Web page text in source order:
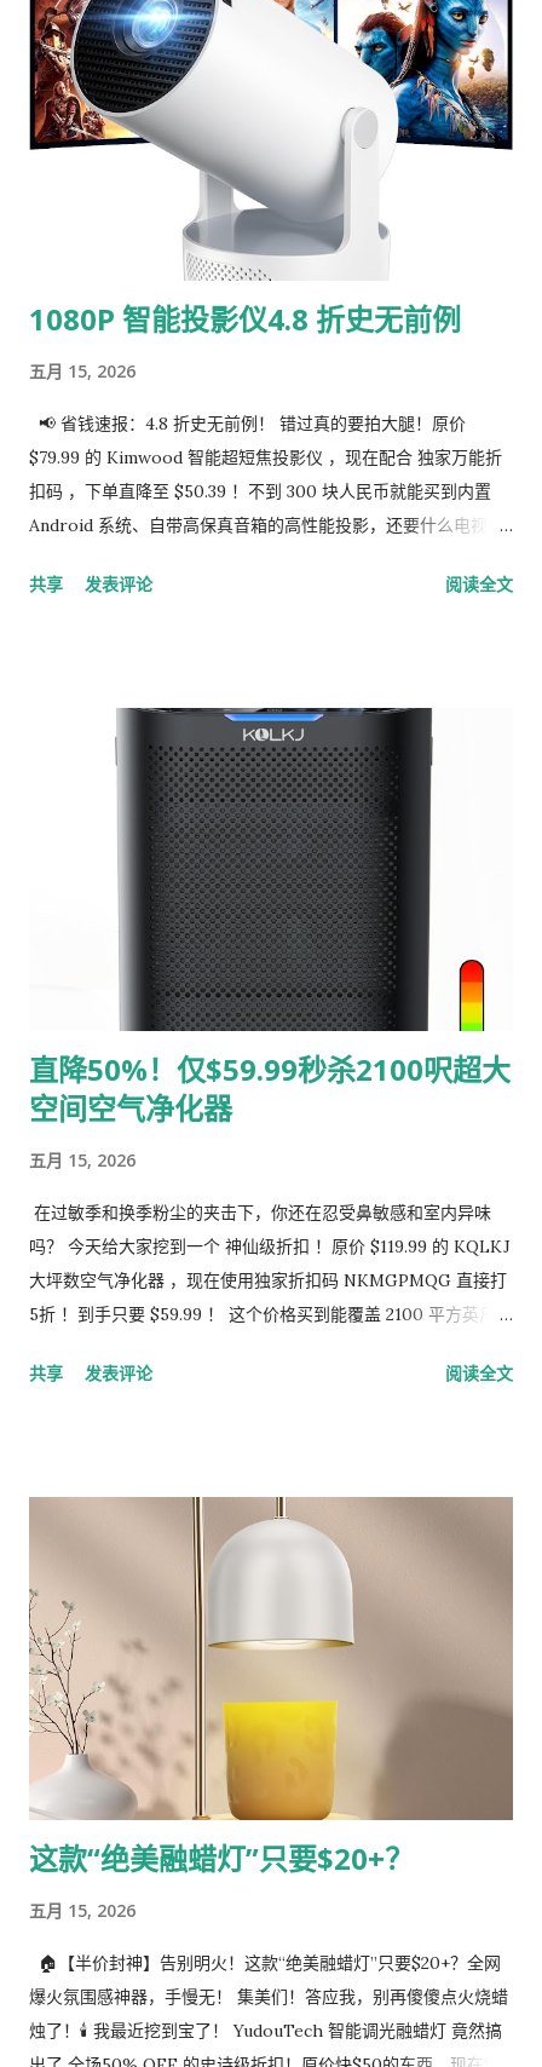
线。 全能兼容 ：不仅能充手机，甚至可以为 iPad Pro、
MacBook Air 甚至 Steam Deck 供电。 航旅无忧 ：符合 TSA
标准，随时带上飞机，伴你环游世界。 💰 折扣详情 原价 ：
$49.99 折后价 ： $20.14 （立省 $29.85 ！） 折扣力度 ： 49%
OFF + 额外优惠 无需折扣码 ：全员适用，直接下单即享！ 活动
时间 ：2026年5月14日 - 2026年5月18日（仅限4天！） 🛒 立即
抢购 🔗 点击这里进入 Amazon 购买链接： INIU 45W Power
Bank - 最佳限时优惠 ⚠️ 小贴士 ：这种级别的折扣通常库存消耗
极快，建议看准立即下手，错过再等一年！ INIU 官方承诺 ：拥
有超过 3800 万全球用户信赖，并提供业内领先的 3 年超长质保
#INIU #限时折扣 #快充攻略
1080P 智能投影仪4.8 折史无前例
五月 15, 2026
📢 省钱速报：4.8 折史无前例！ 错过真的要拍大腿！原价
$79.99 的 Kimwood 智能超短焦投影仪 ，现在配合 独家万能折
扣码 ，下单直降至 $50.39 ！不到 300 块人民币就能买到内置
Android 系统、自带高保真音箱的高性能投影，还要什么电视
$50.39 (立省 48%！) 独家折扣码： K373Y2UK （全员适用！）
福音！只需 1.5 米就能投出 86 英寸大画面，不用腾空间，放在床
头就能用。 内置 Android 智能系统： 不用再插外接设备！自带
YouTube、Prime Video、Hulu 等主流 App，连上 WiFi 6 就能
直接看，丝滑不卡顿。 1080P & 4K 支持： 画质清晰细腻，支持
4K 硬解，色彩饱和度拉满，深夜刷剧简直是视觉享受。 音画双
绝： 升级独立 HiFi 音腔设计，音量够大且人声清晰。支持蓝牙
5.4，半夜想带耳机静静观影也没问题。 极致轻便 & 极低噪音：
运行噪音低于 25dB，甚至听不到风扇声！体积比普通投影仪小
60%，出差旅行带走毫无压力。 🛠️ 抢购攻略： 点击 抢购链接 进
入商品页面。 将商品加入购物车。 结账时在 "Gift Cards &
Promotional Codes" 处输入折扣码： K373Y2UK 。 确认价格
变为 $50.39 即可支付！ 💡 温馨提示： 折扣码有效期至 5 月 23
这个夏天就靠它了！ #投影仪推荐 #亚马逊折扣 #省钱攻略 #居
家好物 #Kimwood投影仪 #电影狂热粉
共享 发表评论 阅读全文
直降50%！仅$59.99秒杀2100呎超大
空间空气净化器
五月 15, 2026
在过敏季和换季粉尘的夹击下，你还在忍受鼻敏感和室内异味
吗？ 今天给大家挖到一个 神仙级折扣 ！原价 $119.99 的 KQLKJ
大坪数空气净化器 ，现在使用独家折扣码 NKMGPMQG 直接打
5折 ！到手只要 $59.99 ！ 这个价格买到能覆盖 2100 平方英尺的
得抢？ 超强覆盖力 ：专为大户型设计，最大净化面积可达 2100
颗粒物（如花粉、PM2.5）。 高效率活性炭网 ：吸附二手烟、宠
物异味和厨房油烟，空气秒变清新。 智能感应 & 炫彩灯光 ：内
置智能传感器，自动根据空气质量调节风速。侧边还有 7 色 RGB
氛围灯，颜值爆表。 极致静音 ：睡眠模式下仅 20dB ，比图书馆
还要安静，带娃、浅眠星人完全无压力。 多功能配置 ：具备 24
小时定时、童锁功能，全方位保障家庭安全。 💰 抢购攻略 官方
原价 ：~~$119.99~~ 折后特价 ： $59.99 50% OFF 折扣码 ：
NKMGPMQG （全线适用） 截止日期 ：2026年5月23日
14:59:00（抢完即止！） 🛒 立即抢购 ： 点击这里前往 Amazon
购买 💡 小编提醒 ：这种大额折扣码通常库存消耗极快，建议看
中的朋友尽早下单，给家里或办公室备一台，呼吸清新空气真的
家居好物 #过敏季必备 #省钱攻略
共享 发表评论 阅读全文
这款“绝美融蜡灯”只要$20+？
五月 15, 2026
🏠【半价封神】告别明火！这款“绝美融蜡灯”只要$20+？全网
爆火氛围感神器，手慢无！ 集美们！答应我，别再傻傻点火烧蜡
烛了！🕯️ 我最近挖到宝了！ YudouTech 智能调光融蜡灯 竟然搞